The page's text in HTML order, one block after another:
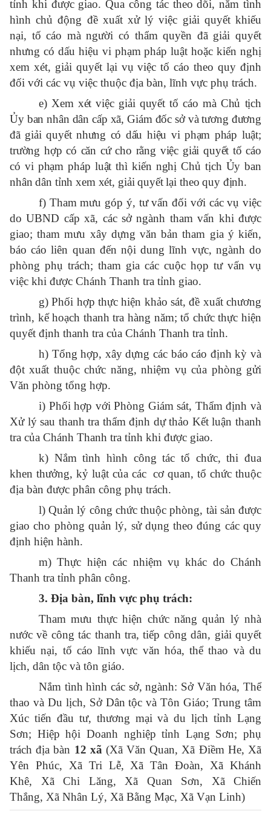
tỉnh khi được giao. Qua công tác theo dõi, nắm tình
hình chủ động đề xuất xử lý việc giải quyết khiếu
nại, tố cáo mà người có thẩm quyền đã giải quyết
nhưng có dấu hiệu vi phạm pháp luật hoặc kiến nghị
xem xét, giải quyết lại vụ việc tố cáo theo quy định
đối với các vụ việc thuộc địa bàn, lĩnh vực phụ trách.
e) Xem xét việc giải quyết tố cáo mà Chủ tịch
Ủy ban nhân dân cấp xã, Giám đốc sở và tương đương
đã giải quyết nhưng có dấu hiệu vi phạm pháp luật;
trường hợp có căn cứ cho rằng việc giải quyết tố cáo
có vi phạm pháp luật thì kiến nghị Chủ tịch Ủy ban
nhân dân tỉnh xem xét, giải quyết lại theo quy định.
f) Tham mưu góp ý, tư vấn đối với các vụ việc
do UBND cấp xã, các sở ngành tham vấn khi được
giao; tham mưu xây dựng văn bản tham gia ý kiến,
báo cáo liên quan đến nội dung lĩnh vực, ngành do
phòng phụ trách; tham gia các cuộc họp tư vấn vụ
việc khi được Chánh Thanh tra tỉnh giao.
g) Phối hợp thực hiện khảo sát, đề xuất chương
trình, kế hoạch thanh tra hàng năm; tổ chức thực hiện
quyết định thanh tra của Chánh Thanh tra tỉnh.
h) Tổng hợp, xây dựng các báo cáo định kỳ và
đột xuất thuộc chức năng, nhiệm vụ của phòng gửi
Văn phòng tổng hợp.
i) Phối hợp với Phòng Giám sát, Thẩm định và
Xử lý sau thanh tra thẩm định dự thảo Kết luận thanh
tra của Chánh Thanh tra tỉnh khi được giao.
k) Nắm tình hình công tác tổ chức, thi đua
khen thưởng, kỷ luật của các cơ quan, tổ chức thuộc
địa bàn được phân công phụ trách.
l) Quản lý công chức thuộc phòng, tài sản được
giao cho phòng quản lý, sử dụng theo đúng các quy
định hiện hành.
m) Thực hiện các nhiệm vụ khác do Chánh
Thanh tra tỉnh phân công.
3. Địa bàn, lĩnh vực phụ trách:
Tham mưu thực hiện chức năng quản lý nhà
nước về công tác thanh tra, tiếp công dân, giải quyết
khiếu nại, tố cáo lĩnh vực văn hóa, thể thao và du
lịch, dân tộc và tôn giáo.
Nắm tình hình các sở, ngành: Sở Văn hóa, Thể
thao và Du lịch, Sở Dân tộc và Tôn Giáo; Trung tâm
Xúc tiến đầu tư, thương mại và du lịch tỉnh Lạng
Sơn; Hiệp hội Doanh nghiệp tỉnh Lạng Sơn; phụ
trách địa bàn 12 xã (Xã Văn Quan, Xã Điềm He, Xã
Yên Phúc, Xã Tri Lễ, Xã Tân Đoàn, Xã Khánh
Khê, Xã Chi Lăng, Xã Quan Sơn, Xã Chiến
Thắng, Xã Nhân Lý, Xã Bằng Mạc, Xã Vạn Linh)